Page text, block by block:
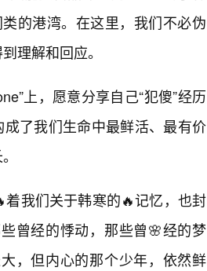
的港湾。在这里，我们不必伪
理解和回应。
上，愿意分享自己“犯傻”经历
了我们生命中最鲜活、最有价
着我们关于韩寒的🔥记忆，也封
曾经的悸动，那些曾🌸经的梦
，但内心的那个少年，依然鲜